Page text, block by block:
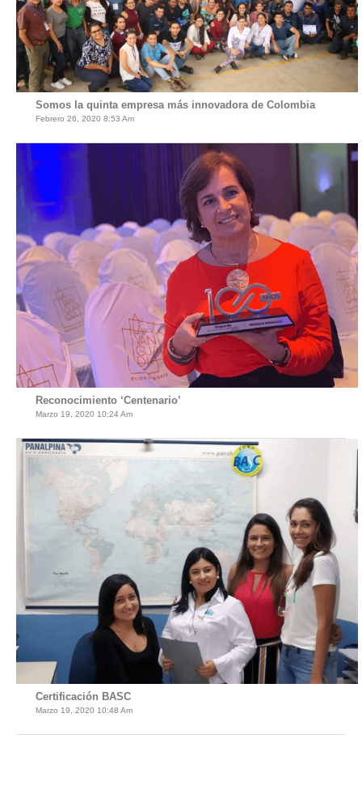
Somos la quinta empresa más innovadora de Colombia
Febrero 26, 2020 8:53 Am
Reconocimiento ‘Centenario’
Marzo 19, 2020 10:24 Am
Certificación BASC
Marzo 19, 2020 10:48 Am